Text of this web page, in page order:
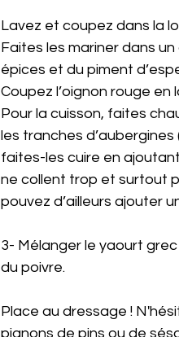
Lavez et coupez dans la
Faites les mariner dans
épices et du piment
Coupez l’oignon rouge
Pour la cuisson, faites
les tranches
faites-les cuire en
ne collent trop et surtout
pouvez d’ailleurs ajouter
3- Mélanger le yaourt
du poivre.
Place au dressage !
pignons de pins ou de